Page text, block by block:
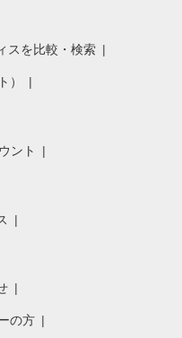
スを比較・検索
）
ント
の方